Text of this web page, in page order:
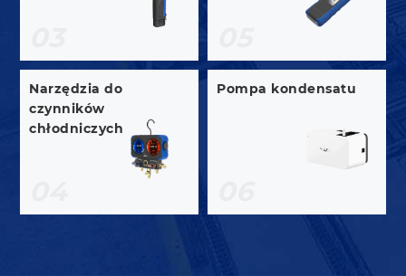
Narzędzia do
czynników
chłodniczych
Pompa kondensatu